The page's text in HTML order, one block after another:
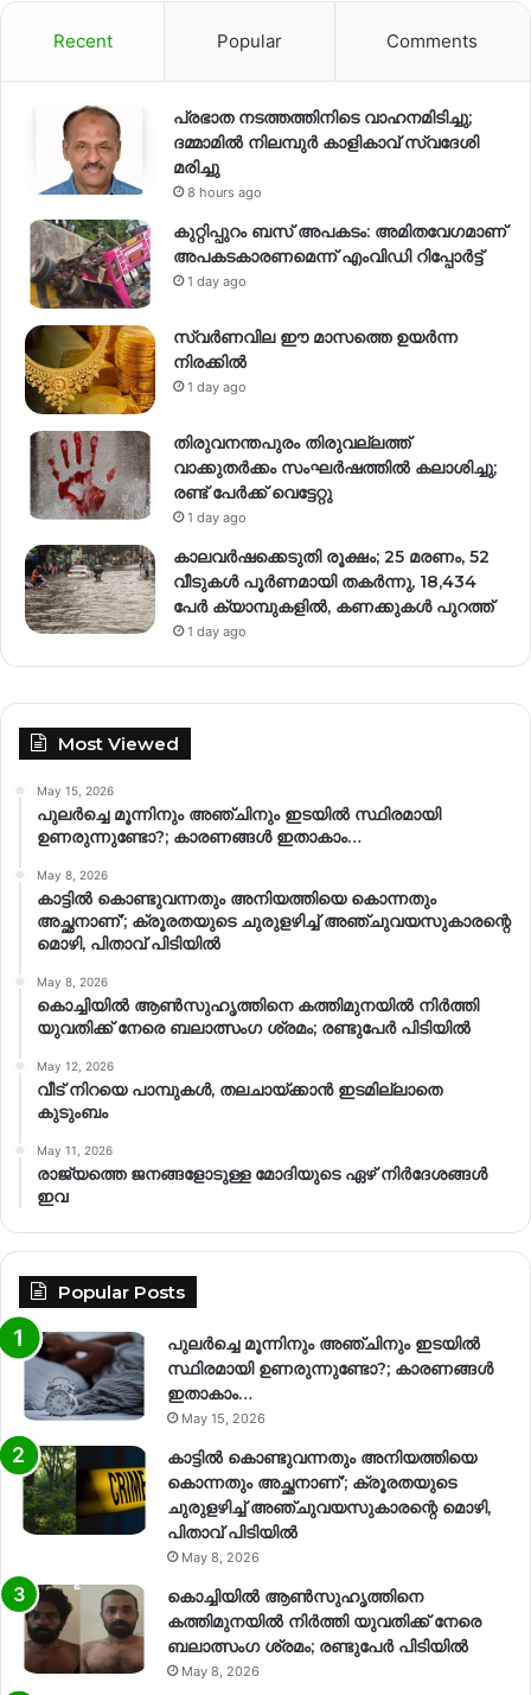
Recent Popular Comments
പ്രഭാത നടത്തത്തിനിടെ വാഹനമിടിച്ചു;
ദമ്മാമിൽ നിലമ്പുർ കാളികാവ് സ്വദേശി
മരിച്ചു
8 hours ago
കുറ്റിപ്പുറം ബസ് അപകടം: അമിതവേഗമാണ്
അപകടകാരണമെന്ന് എംവിഡി റിപ്പോർട്ട്
1 day ago
സ്വര്‍ണവില ഈ മാസത്തെ ഉയര്‍ന്ന
നിരക്കില്‍
1 day ago
തിരുവനന്തപുരം തിരുവല്ലത്ത്
വാക്കുതർക്കം സംഘർഷത്തിൽ കലാശിച്ചു;
രണ്ട് പേർക്ക് വെട്ടേറ്റു
1 day ago
കാലവർഷക്കെടുതി രൂക്ഷം; 25 മരണം, 52
വീ‌ടുകൾ പൂർണമായി തകർന്നു, 18,434
പേർ ക്യാമ്പുകളിൽ, കണക്കുകൾ പുറത്ത്
1 day ago
Most Viewed
May 15, 2026
പുലർച്ചെ മൂന്നിനും അഞ്ചിനും ഇടയിൽ സ്ഥിരമായി
ഉണരുന്നുണ്ടോ?; കാരണങ്ങള്‍ ഇതാകാം…
May 8, 2026
കാട്ടിൽ കൊണ്ടുവന്നതും അനിയത്തിയെ കൊന്നതും
അച്ഛനാണ്’; ക്രൂരതയുടെ ചുരുളഴിച്ച് അഞ്ചുവയസുകാരന്റെ
മൊഴി, പിതാവ് പിടിയിൽ
May 8, 2026
കൊച്ചിയിൽ ആൺസുഹൃത്തിനെ കത്തിമുനയിൽ നിർത്തി
യുവതിക്ക് നേരെ ബലാത്സംഗ​ ശ്രമം; രണ്ടുപേർ പിടിയിൽ
May 12, 2026
വീട് നിറയെ പാമ്പുകൾ, തലചായ്ക്കാൻ ഇടമില്ലാതെ
കുടുംബം
May 11, 2026
രാജ്യത്തെ ജനങ്ങളോടുള്ള മോദിയുടെ ഏഴ് നിര്‍ദേശങ്ങള്‍
ഇവ
Popular Posts
പുലർച്ചെ മൂന്നിനും അഞ്ചിനും ഇടയിൽ
സ്ഥിരമായി ഉണരുന്നുണ്ടോ?; കാരണങ്ങള്‍
ഇതാകാം…
May 15, 2026
കാട്ടിൽ കൊണ്ടുവന്നതും അനിയത്തിയെ
കൊന്നതും അച്ഛനാണ്’; ക്രൂരതയുടെ
ചുരുളഴിച്ച് അഞ്ചുവയസുകാരന്റെ മൊഴി,
പിതാവ് പിടിയിൽ
May 8, 2026
കൊച്ചിയിൽ ആൺസുഹൃത്തിനെ
കത്തിമുനയിൽ നിർത്തി യുവതിക്ക് നേരെ
ബലാത്സംഗ​ ശ്രമം; രണ്ടുപേർ പിടിയിൽ
May 8, 2026